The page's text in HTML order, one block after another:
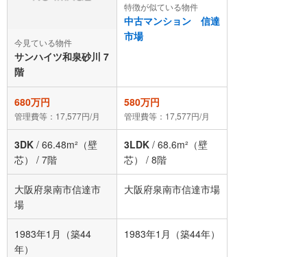
今見ている物件
サンハイツ和泉砂川 7
階
特徴が似ている物件
中古マンション 信達
市場
680万円
管理費等：17,577円/月
580万円
管理費等：17,577円/月
3DK / 66.48m²（壁
芯）
/ 7階
3LDK / 68.6m²（壁
芯）
/ 8階
大阪府泉南市信達市
場
大阪府泉南市信達市場
1983年1月（築44
年）
1983年1月（築44年）